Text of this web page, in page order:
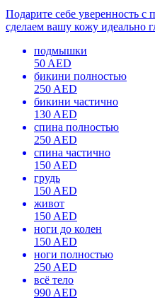
Подарите себе уверенность
сделаем вашу кожу идеально
подмышки
50 AED
бикини полностью
250 AED
бикини частично
130 AED
спина полностью
250 AED
спина частично
150 AED
грудь
150 AED
живот
150 AED
ноги до колен
150 AED
ноги полностью
250 AED
всё тело
990 AED